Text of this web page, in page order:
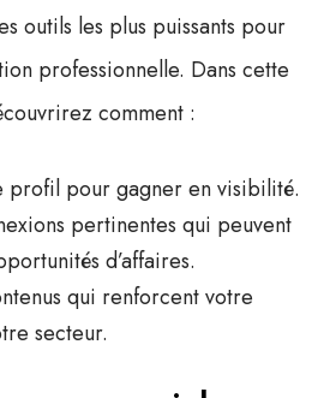
outils les plus puissants pour
professionnelle. Dans cette
comment :
profil pour gagner en visibilité.
pertinentes qui peuvent
d’affaires.
qui renforcent votre
secteur.